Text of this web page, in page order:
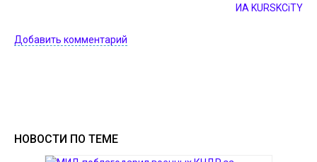
ИА KURSKCiTY
Добавить комментарий
НОВОСТИ ПО ТЕМЕ